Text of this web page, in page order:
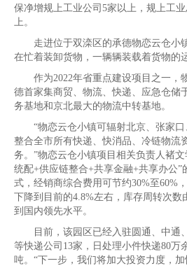
保净增规上工业公司5家以上，规上工
上。
走进位于双滦区的承德物恋云仓小
在忙着装卸货物，一辆辆装载着货物的
作为2022年省重点建设项目之一，
德首家集商贸、物流、快递、应急仓储
务基地和京北最大的物流中转基地。
“物恋云仓小镇可辐射北京、张家口
整合全市所有快递、快消品、冷链物流
务。”物恋云仓小镇项目相关负责人褚
统配+供应链整合+共享金融+共享办公”
式，经销商综合费用可节约30%至60%
下降到目前的4.8%左右，库存周转次数
到国内领先水平。
目前，该园区已经入驻圆通、中通
等快递公司13家，日处理小件快递80万
吨。“下一步，我们将加大投资力度，